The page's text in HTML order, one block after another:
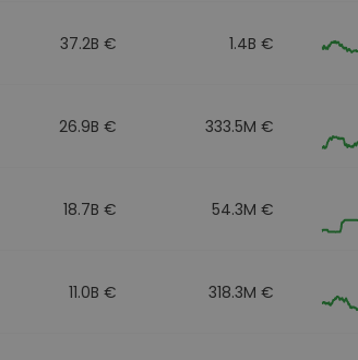
37.2B € 1.4B €
26.9B € 333.5M €
18.7B € 54.3M €
11.0B € 318.3M €